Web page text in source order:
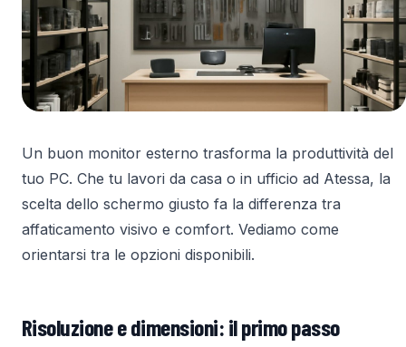
Un buon monitor esterno trasforma la produttività del
tuo PC. Che tu lavori da casa o in ufficio ad Atessa, la
scelta dello schermo giusto fa la differenza tra
affaticamento visivo e comfort. Vediamo come
orientarsi tra le opzioni disponibili.
Risoluzione e dimensioni: il primo passo